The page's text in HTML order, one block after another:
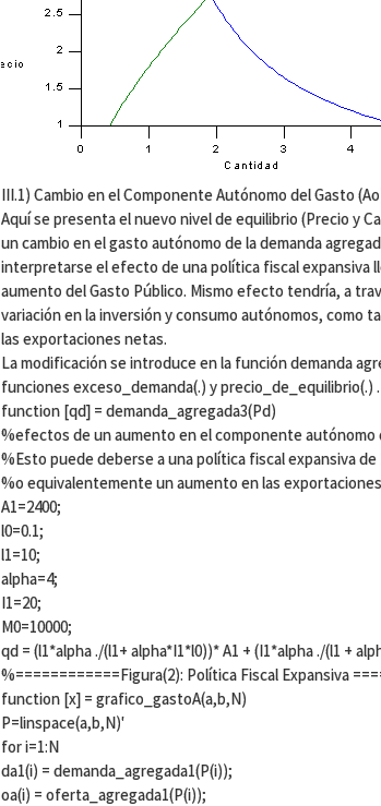
III.1) Cambio en el Componente Autónomo del Gasto
Aquí se presenta el nuevo nivel de equilibrio (Precio y
un cambio en el gasto autónomo de la demanda
interpretarse el efecto de una política fiscal expansiva
aumento del Gasto Público. Mismo efecto tendría, a
variación en la inversión y consumo autónomos, como
las exportaciones netas.
La modificación se introduce en la función demanda
funciones exceso_demanda(.) y precio_de_equilibrio(.)
function [qd] = demanda_agregada3(Pd)
%efectos de un aumento en el componente autónomo
%Esto puede deberse a una política fiscal expansiva de
%o equivalentemente un aumento en las
A1=2400;
l0=0.1;
l1=10;
alpha=4;
I1=20;
M0=10000;
qd = (l1*alpha ./(l1+ alpha*I1*l0))* A1 + (I1*alpha ./(l1 +
%============Figura(2): Política Fiscal Expansiva
function [x] = grafico_gastoA(a,b,N)
P=linspace(a,b,N)'
for i=1:N
da1(i) = demanda_agregada1(P(i));
oa(i) = oferta_agregada1(P(i));